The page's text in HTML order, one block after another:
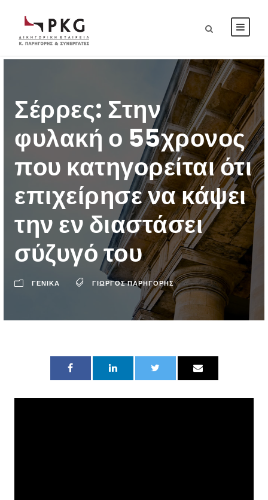
Σέρρες: Στην
φυλακή ο 55χρονος
που κατηγορείται ότι
επιχείρησε να κάψει
την εν διαστάσει
σύζυγό του
ΓΕΝΙΚΑ ΓΙΏΡΓΟΣ ΠΑΡΗΓΌΡΗΣ